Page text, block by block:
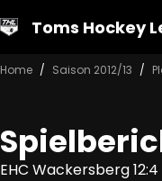
Toms Hockey
Home Saison 2012/13
EHC Wackersberg